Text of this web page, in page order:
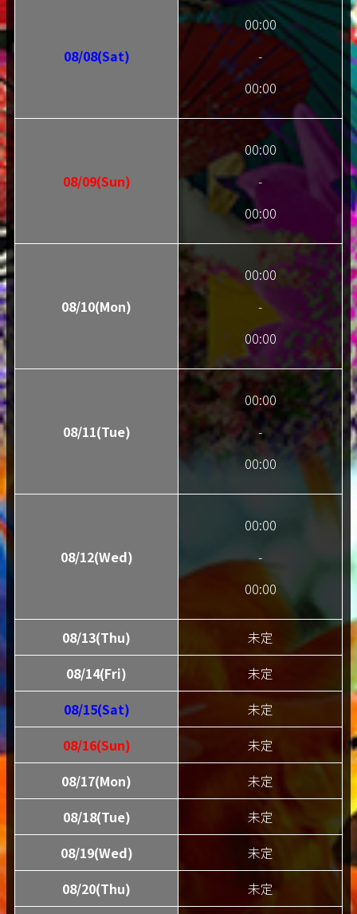
08/08(Sat)
00:00
-
00:00
08/09(Sun)
00:00
-
00:00
08/10(Mon)
00:00
-
00:00
08/11(Tue)
00:00
-
00:00
08/12(Wed)
00:00
-
00:00
08/13(Thu)
未定
08/14(Fri)
未定
08/15(Sat)
未定
08/16(Sun)
未定
08/17(Mon)
未定
08/18(Tue)
未定
08/19(Wed)
未定
08/20(Thu)
未定